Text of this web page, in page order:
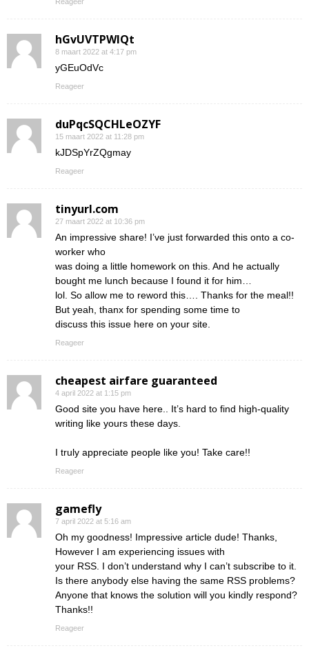
hGvUVTPWIQt
8 maart 2022 at 4:17 pm
yGEuOdVc
Reageer
duPqcSQCHLeOZYF
15 maart 2022 at 11:28 pm
kJDSpYrZQgmay
Reageer
tinyurl.com
27 maart 2022 at 10:36 pm
An impressive share! I’ve just forwarded this onto a co-
worker who
was doing a little homework on this. And he actually
bought me lunch because I found it for him…
lol. So allow me to reword this…. Thanks for the meal!!
But yeah, thanx for spending some time to
discuss this issue here on your site.
Reageer
cheapest airfare guaranteed
4 april 2022 at 1:15 pm
Good site you have here.. It’s hard to find high-quality
writing like yours these days.
I truly appreciate people like you! Take care!!
Reageer
gamefly
7 april 2022 at 5:16 am
Oh my goodness! Impressive article dude! Thanks,
However I am experiencing issues with
your RSS. I don’t understand why I can’t subscribe to it.
Is there anybody else having the same RSS problems?
Anyone that knows the solution will you kindly respond?
Thanks!!
Reageer